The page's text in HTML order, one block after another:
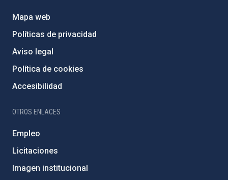
Mapa web
Políticas de privacidad
Aviso legal
Política de cookies
Accesibilidad
OTROS ENLACES
Empleo
Licitaciones
Imagen institucional